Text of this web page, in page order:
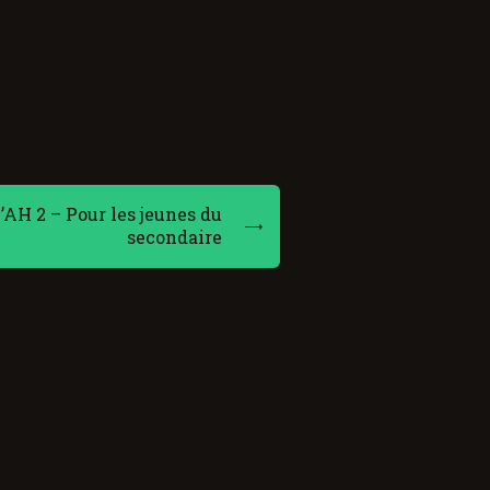
2 – Pour les jeunes du
secondaire